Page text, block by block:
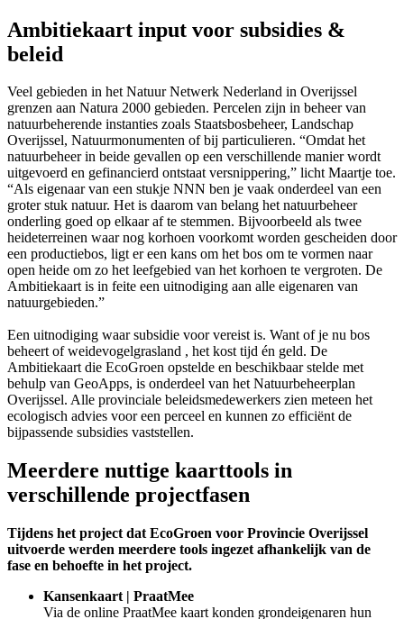
Ambitiekaart input voor subsidies &
beleid
Veel gebieden in het Natuur Netwerk Nederland in Overijssel
grenzen aan Natura 2000 gebieden. Percelen zijn in beheer van
natuurbeherende instanties zoals Staatsbosbeheer, Landschap
Overijssel, Natuurmonumenten of bij particulieren. “Omdat het
natuurbeheer in beide gevallen op een verschillende manier wordt
uitgevoerd en gefinancierd ontstaat versnippering,” licht Maartje toe.
“Als eigenaar van een stukje NNN ben je vaak onderdeel van een
groter stuk natuur. Het is daarom van belang het natuurbeheer
onderling goed op elkaar af te stemmen. Bijvoorbeeld als twee
heideterreinen waar nog korhoen voorkomt worden gescheiden door
een productiebos, ligt er een kans om het bos om te vormen naar
open heide om zo het leefgebied van het korhoen te vergroten. De
Ambitiekaart is in feite een uitnodiging aan alle eigenaren van
natuurgebieden.”
Een uitnodiging waar subsidie voor vereist is. Want of je nu bos
beheert of weidevogelgrasland , het kost tijd én geld. De
Ambitiekaart die EcoGroen opstelde en beschikbaar stelde met
behulp van GeoApps, is onderdeel van het Natuurbeheerplan
Overijssel. Alle provinciale beleidsmedewerkers zien meteen het
ecologisch advies voor een perceel en kunnen zo efficiënt de
bijpassende subsidies vaststellen.
Meerdere nuttige kaarttools in
verschillende projectfasen
Tijdens het project dat EcoGroen voor Provincie Overijssel
uitvoerde werden meerdere tools ingezet afhankelijk van de
fase en behoefte in het project.
Kansenkaart | PraatMee
Via de online PraatMee kaart konden grondeigenaren hun